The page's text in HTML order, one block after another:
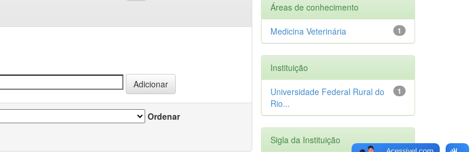
Ordenar
Áreas de conhecimento
1
Medicina Veterinária
Instituição
1
Universidade Federal Rural do
Rio...
Sigla da Instituição